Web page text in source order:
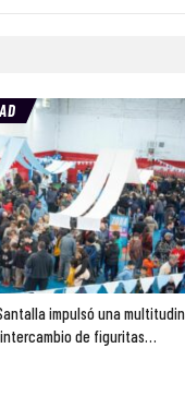
impulsó una
de figuritas…